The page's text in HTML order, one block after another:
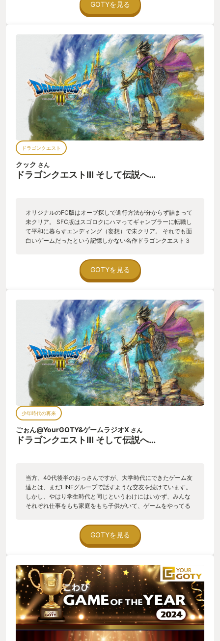
すが、ルックス、職業、ボイスを選んで性格はランダム。凄く
ちょうどいい！最近はめちゃくちゃキャラクリでいじれるとこ
たので、背景が美しい、アリアハンの王様に遭いに行く道中の
鳥が飛んでいく描写とか、フィールドの時間経過で夕日が海に
反射している感じ、かなり好き。 ボリューム的にもちょうどよ
かった気がする、でも小さなメダルはエンドコンテンツ
感、、、 ちょっと残念だったのが、勇者が終盤にはあまり役に
立たないこと、、、俺TUEEEEしたかった １＆２がリメイクさ
れるようなので、続けてやりたいと思います。 食べず嫌いだっ
たんだと思うが、ファイナルファンタジー派も楽しめたドラゴ
ンクエストでした。
GOTYを見る
ドラゴンクエスト
クック さん
ドラゴンクエストIII そして伝説へ…
オリジナルのFC版はオーブ探しで進行方法が分からず詰まって
未クリア。 SFC版はスゴロクにハマってギャンブラーに転職し
て平和に暮らすエンディング（妄想）で未クリア。 それでも面
白いゲームだったという記憶しかない名作ドラゴンクエスト３
初見で、友人にさらっとネタバレ食らったりしながらも最後ま
で楽しめるストーリでした。 今回はオルテガがどんな旅をして
いたのかテキストだけじゃなくて回想シーンも沢山用意されて
い！ 息子がやっと２学期の期末試験を終えたので、初ドラクエ
をプレイさせたいと思います。 あれ？今度は私がオルテ
ガ！？ 青い自転車用ヘルメットでもクリスマスプレゼントし
ようかな。
GOTYを見る
少年時代の再来
ごぉん@YourGOTY&ゲームラジオX さん
ドラゴンクエストIII そして伝説へ…
当方、40代後半のおっさんですが、大学時代にできたゲーム友
達とは、まだLINEグループで話すような交友を続けています。
しかし、やはり学生時代と同じというわけにはいかず、みんな
それぞれ仕事をもち家庭をもち子供がいて、ゲームをやってる
はそんなおっさんたちのおっさんな会話で溢れています。 それ
がこのゲームの発売と同時に様相が変わります。 「アリアハン
超えた」 「ピラミッドがぬるいぞ」 「遊び人、マジで役に立た
我々は小学生だったのですが、あの時の会話が30年経ってまた
できるとは思いませんでした。 おっさんたちが子どもに戻っ
て、子供の頃と同じ会話をしているのが、楽しくて仕方がな
い。 歳を忘れてしまいます。 ただ、一点だけ問題が。 このお
っさんたちはほぼ全員オリジナル版をクリア済みです。中ボス
もラスボスも知っているのは当然で、ストーリーや隠し要素な
ど、ありとあらゆる要素をみんな知ってます。 その中で子供の
頃から根性なしの私は、ただ一人、オリジナルをクリアしてな
GOTYを見る